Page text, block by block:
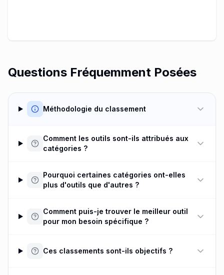
Questions Fréquemment Posées
Méthodologie du classement
Comment les outils sont-ils attribués aux
catégories ?
Pourquoi certaines catégories ont-elles
plus d'outils que d'autres ?
Comment puis-je trouver le meilleur outil
pour mon besoin spécifique ?
Ces classements sont-ils objectifs ?